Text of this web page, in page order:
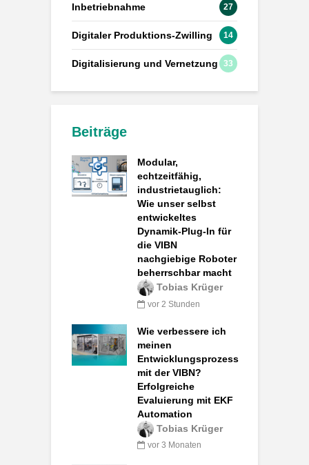
Inbetriebnahme
27
Digitaler Produktions-Zwilling 14
Digitalisierung und Vernetzung 33
Beiträge
Modular,
echtzeitfähig,
industrietauglich:
Wie unser selbst
entwickeltes
Dynamik-Plug-In für
die VIBN
nachgiebige Roboter
beherrschbar macht
Tobias Krüger
vor 2 Stunden
Wie verbessere ich
meinen
Entwicklungsprozess
mit der VIBN?
Erfolgreiche
Evaluierung mit EKF
Automation
Tobias Krüger
vor 3 Monaten